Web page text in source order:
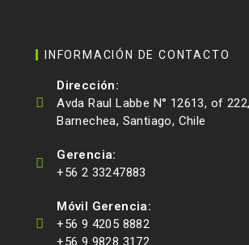
INFORMACIÓN DE CONTACTO
Dirección:
Avda Raul Labbe N° 12613, of
Barnechea, Santiago, Chile
Gerencia:
+56 2 33247883
Móvil Gerencia:
+56 9 4205 8882
+56 9 9828 3172